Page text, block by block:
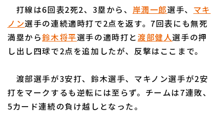
利用規約 プライバシーポリシー
運営会社 （別ウィンドウで開く） よくある質問
打線は6回表2死2、3塁から、 岸潤一郎選手、 マキ
ノン選手の連続適時打で2点を返す。7回表にも無死
満塁から鈴木将平選手の適時打と渡部健人選手の押
し出し四球で2点を追加したが、反撃はここまで。
渡部選手が3安打、鈴木選手、マキノン選手が2安
打をマークするも逆転には至らず。チームは7連敗、
5カード連続の負け越しとなった。